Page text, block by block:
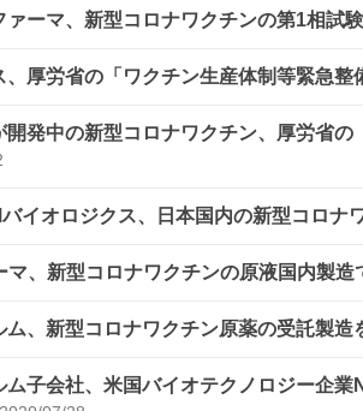
ァーマ、新型コロナワクチンの第1相試
、厚労省の「ワクチン生産体制等緊急
開発中の新型コロナワクチン、厚労省
イオロジクス、日本国内の新型コロナ
マ、新型コロナワクチンの原液国内製
ム、新型コロナワクチン原薬の受託製
ム子会社、米国バイオテクノロジー企